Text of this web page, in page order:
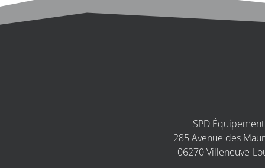
SPD
285 Avenue des
06270 Villeneuve-